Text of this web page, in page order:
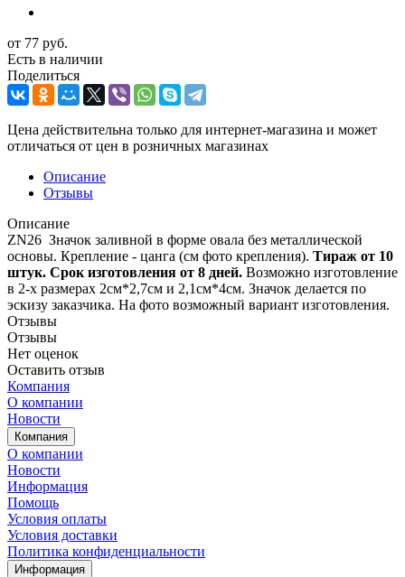
от 77 руб.
Есть в наличии
Поделиться
Цена действительна только для интернет-магазина и может
отличаться от цен в розничных магазинах
Описание
Отзывы
Описание
ZN26 Значок заливной в форме овала без металлической
основы. Крепление - цанга (см фото крепления). Тираж от 10
штук. Срок изготовления от 8 дней. Возможно изготовление
в 2-х размерах 2см*2,7см и 2,1см*4см. Значок делается по
эскизу заказчика. На фото возможный вариант изготовления.
Отзывы
Отзывы
Нет оценок
Оставить отзыв
Компания
О компании
Новости
Компания
О компании
Новости
Информация
Помощь
Условия оплаты
Условия доставки
Политика конфиденциальности
Информация